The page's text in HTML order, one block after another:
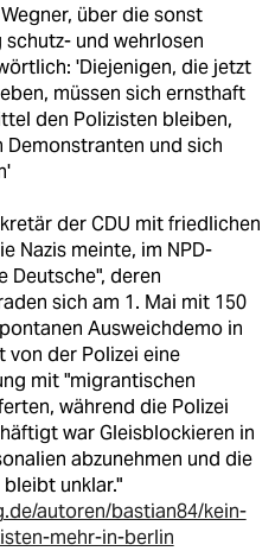
über die sonst
und wehrlosen
'Diejenigen, die jetzt
müssen sich ernsthaft
den Polizisten bleiben,
Demonstranten und sich
der CDU mit friedlichen
Nazis meinte, im NPD-
Deutsche", deren
sich am 1. Mai mit 150
Ausweichdemo in
von der Polizei eine
mit "migrantischen
während die Polizei
war Gleisblockieren in
abzunehmen und die
unklar."
autoren/bastian84/kein-
mehr-in-berlin